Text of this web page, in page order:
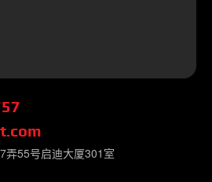
弄55号启迪大厦301室